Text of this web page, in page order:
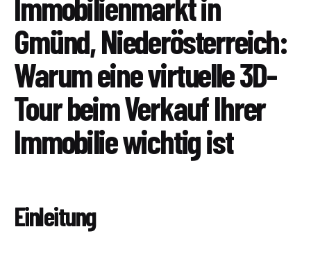
Gmünd, Niederösterreich:
Warum eine virtuelle 3D-
Tour beim Verkauf Ihrer
Immobilie wichtig ist
Einleitung